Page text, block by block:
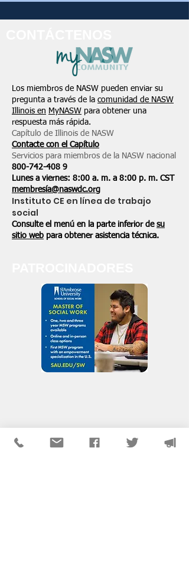
Los miembros de NASW pueden enviar su
pregunta a través de la comunidad de NASW
Illinois en MyNASW para obtener una
respuesta más rápida.
Capítulo de Illinois de NASW
Contacte con el Capítulo
Servicios para miembros de la NASW nacional
800-742-408 9
Lunes a viernes: 8:00 a. m. a 8:00 p. m. CST
membresía@naswdc.org
Instituto CE en línea de trabajo
social
Consulte el menú en la parte inferior de su
sitio web para obtener asistencia técnica.